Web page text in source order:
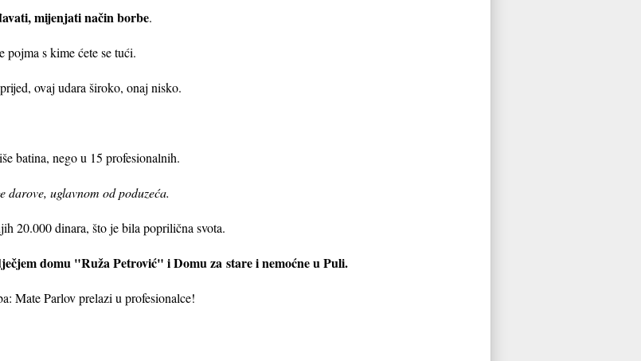
mijenjati način borbe.
s kime ćete se tući.
ovaj udara široko, onaj nisko.
batina, nego u 15 profesionalnih.
darove, uglavnom od poduzeća.
20.000 dinara, što je bila poprilična svota.
domu "Ruža Petrović" i Domu za stare i nemoćne u Puli.
Mate Parlov prelazi u profesionalce!